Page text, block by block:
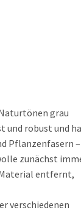
grau
und robust und
Pflanzenfasern
zunächst
entfernt,
verschiedenen